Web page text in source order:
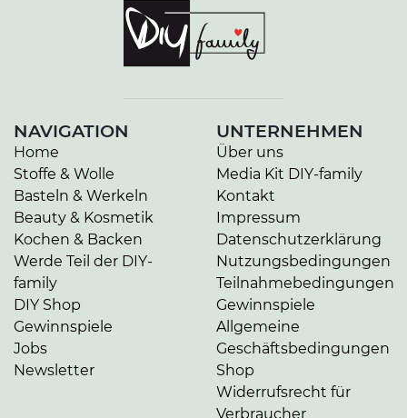
NAVIGATION
Home
Stoffe & Wolle
Basteln & Werkeln
Beauty & Kosmetik
Kochen & Backen
Werde Teil der DIY-
family
DIY Shop
Gewinnspiele
Jobs
Newsletter
UNTERNEHMEN
Über uns
Media Kit DIY-family
Kontakt
Impressum
Datenschutzerklärung
Nutzungsbedingungen
Teilnahmebedingungen
Gewinnspiele
Allgemeine
Geschäftsbedingungen
Shop
Widerrufsrecht für
Verbraucher